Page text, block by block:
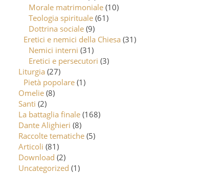
Morale matrimoniale (10)
Teologia spirituale (61)
Dottrina sociale (9)
Eretici e nemici della Chiesa (31)
Nemici interni (31)
Eretici e persecutori (3)
Liturgia (27)
Pietà popolare (1)
Omelie (8)
Santi (2)
La battaglia finale (168)
Dante Alighieri (8)
Raccolte tematiche (5)
Articoli (81)
Download (2)
Uncategorized (1)